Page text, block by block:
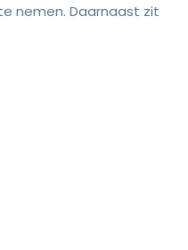
nemen. Daarnaast zit